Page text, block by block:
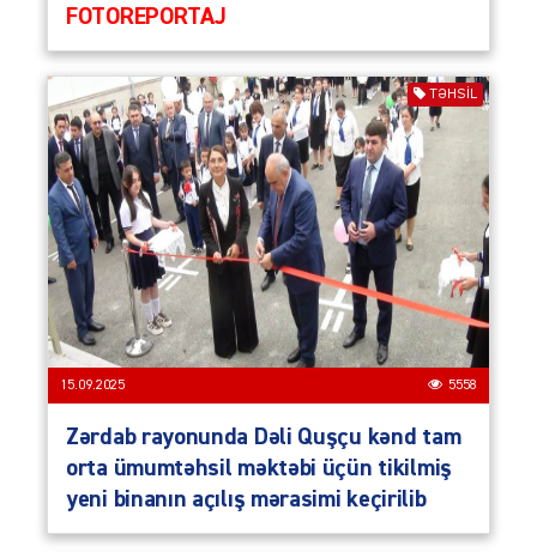
FOTOREPORTAJ
TƏHSIL
15.09.2025 5558
Zərdab rayonunda Dəli Quşçu kənd tam
orta ümumtəhsil məktəbi üçün tikilmiş
yeni binanın açılış mərasimi keçirilib